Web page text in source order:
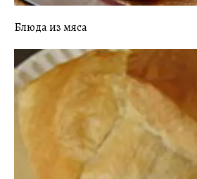
Блюда из мяса